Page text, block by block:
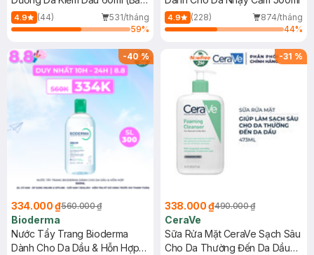
Mới)
4.9 (44)
531/tháng
59%
4.9 (228)
874/tháng
44%
-40%
334.000 ₫560.000 ₫
Bioderma
Nước Tẩy Trang Bioderma
Dành Cho Da Dầu & Hỗn Hợp
-31 %
338.000 ₫490.000 ₫
CeraVe
Sữa Rửa Mặt CeraVe Sạch Sâu
Cho Da Thường Đến Da Dầu